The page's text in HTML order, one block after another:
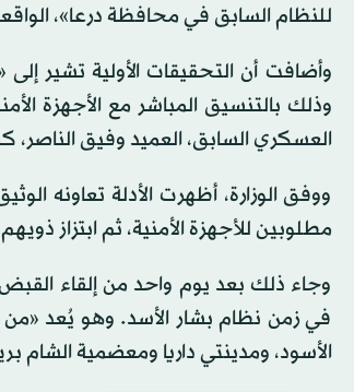
للنظام السابق في محافظة درعا»،
وأضافت أن التحقيقات الأولية تشير
وذلك بالتنسيق المباشر مع الأجهزة
العسكري السابق، العميد وفيق
ووفق الوزارة، أظهرت الأدلة تعاونه
مطلوبين للأجهزة الأمنية، ثم ابتزاز
وجاء ذلك بعد يوم واحد من إلقاء القبض
في زمن نظام بشار الأسد. وهو يُعد
الأسود، ومدينتي داريا ومعضمية